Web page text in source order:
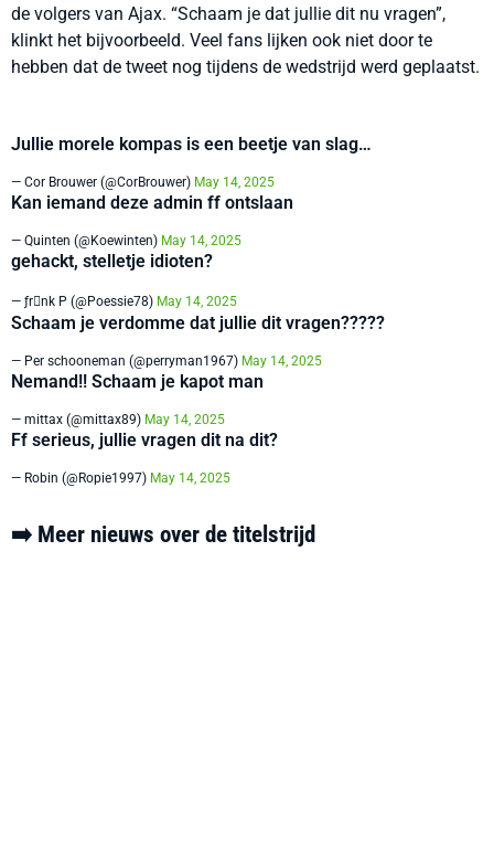
de volgers van Ajax. “Schaam je dat jullie dit nu vragen”,
klinkt het bijvoorbeeld. Veel fans lijken ook niet door te
hebben dat de tweet nog tijdens de wedstrijd werd geplaatst.
Jullie morele kompas is een beetje van slag…
— Cor Brouwer (@CorBrouwer) May 14, 2025
Kan iemand deze admin ff ontslaan
— Quinten (@Koewinten) May 14, 2025
gehackt, stelletje idioten?
— ƒrnk P (@Poessie78) May 14, 2025
Schaam je verdomme dat jullie dit vragen?????
— Per schooneman (@perryman1967) May 14, 2025
Nemand!! Schaam je kapot man
— mittax (@mittax89) May 14, 2025
Ff serieus, jullie vragen dit na dit?
— Robin (@Ropie1997) May 14, 2025
➡️ Meer nieuws over de titelstrijd